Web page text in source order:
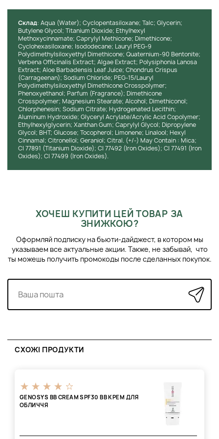
відповідно до місцевих нормативів щодо поводження з
відходами. Вона може бути перероблена або утилізована у
спеціалізованих пунктах збору для зменшення впливу на
довкілля.
Cклад: Aqua (Water); Cyclopentasiloxane; Talc; Glycerin;
Butylene Glycol; Titanium Dioxide; Ethylhexyl
Methoxycinnamate; Caprylyl Methicone; Dimethicone;
Cyclohexasiloxane; Isododecane; Lauryl PEG-9
Polydimethylsiloxyethyl Dimethicone; Quaternium-90 Bentonite;
Verbena Officinalis Extract; Algae Extract; Polysiphonia Lanosa
Extract; Aloe Barbadensis Leaf Juice; Chondrus Crispus
(Carrageenan); Sodium Chloride; PEG-15/Lauryl
Polydimethylsiloxyethyl Dimethicone Crosspolymer;
Phenoxyethanol; Parfum (Fragrance); Dimethicone
Crosspolymer; Magnesium Stearate; Alcohol; Dimethiconol;
Chlorphenesin; Sodium Citrate; Hydrogenated Lecithin;
Aluminum Hydroxide; Glyceryl Acrylate/Acrylic Acid Copolymer;
Ethylhexylglycerin; Xanthan Gum; Caprylyl Glycol; Dipropylene
Glycol; BHT; Glucose; Tocopherol; Limonene; Linalool; Hexyl
Cinnamal; Citronellol; Geraniol; Citral. (+/-) May Contain : Mica;
CI 77891 (Titanium Dioxide); CI 77492 (Iron Oxides); CI 77491 (Iron
Oxides); CI 77499 (Iron Oxides).
ХОЧЕШ КУПИТИ ЦЕЙ ТОВАР ЗА
ЗНИЖКОЮ?
Оформляй подписку на бьюти-дайджест, в котором мы
указываем все актуальные акции. Также, не забывай, что
ты можешь получить промокоды после сделанных покупок.
СХОЖІ ПРОДУКТИ
GENOSYS BB CREAM SPF30 ВВ КРЕМ ДЛЯ
ОБЛИЧЧЯ